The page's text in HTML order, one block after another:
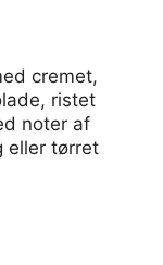
cremet,
ristet
noter af
eller tørret